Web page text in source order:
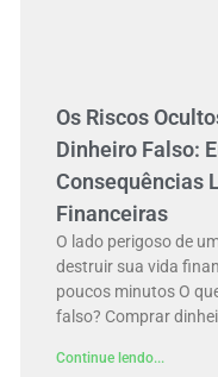
Os Riscos
Dinheiro Falso:
Consequências
Financeiras
O lado perigoso de
destruir sua vida
poucos minutos O
falso? Comprar
Continue lendo...